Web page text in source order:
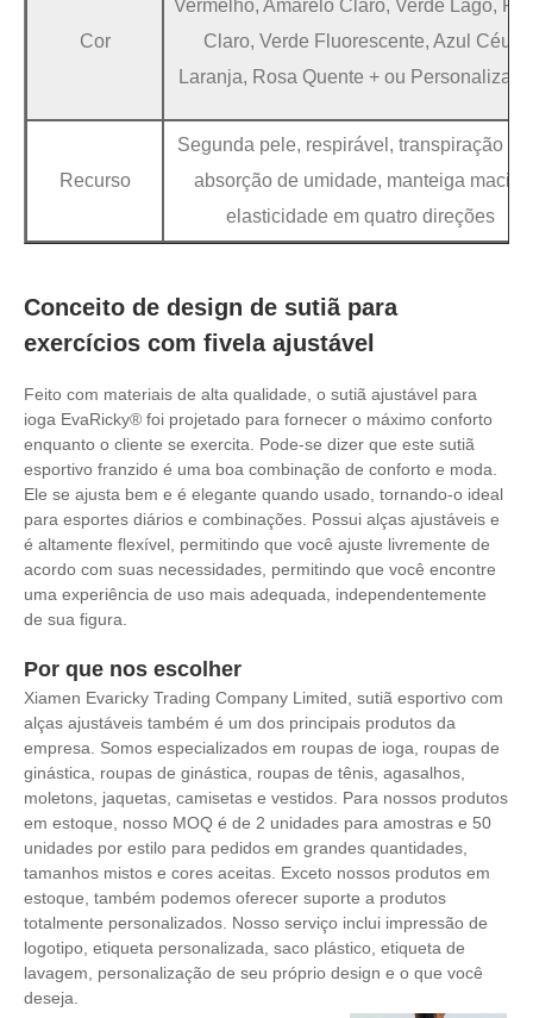
Cor
Vermelho, Amarelo Claro, Verde Lago,
Claro, Verde Fluorescente, Azul Céu,
Laranja, Rosa Quente + ou
Recurso
Segunda pele, respirável, transpiração
absorção de umidade, manteiga macia,
elasticidade em quatro direções
Conceito de design de sutiã para
exercícios com fivela ajustável
Feito com materiais de alta qualidade, o sutiã ajustável para
ioga EvaRicky® foi projetado para fornecer o máximo conforto
enquanto o cliente se exercita. Pode-se dizer que este sutiã
esportivo franzido é uma boa combinação de conforto e moda.
Ele se ajusta bem e é elegante quando usado, tornando-o ideal
para esportes diários e combinações. Possui alças ajustáveis ​​e
é altamente flexível, permitindo que você ajuste livremente de
acordo com suas necessidades, permitindo que você encontre
uma experiência de uso mais adequada, independentemente
de sua figura.
Por que nos escolher
Xiamen Evaricky Trading Company Limited, sutiã esportivo com
alças ajustáveis ​​também é um dos principais produtos da
empresa. Somos especializados em roupas de ioga, roupas de
ginástica, roupas de ginástica, roupas de tênis, agasalhos,
moletons, jaquetas, camisetas e vestidos. Para nossos produtos
em estoque, nosso MOQ é de 2 unidades para amostras e 50
unidades por estilo para pedidos em grandes quantidades,
tamanhos mistos e cores aceitas. Exceto nossos produtos em
estoque, também podemos oferecer suporte a produtos
totalmente personalizados. Nosso serviço inclui impressão de
logotipo, etiqueta personalizada, saco plástico, etiqueta de
lavagem, personalização de seu próprio design e o que você
deseja.